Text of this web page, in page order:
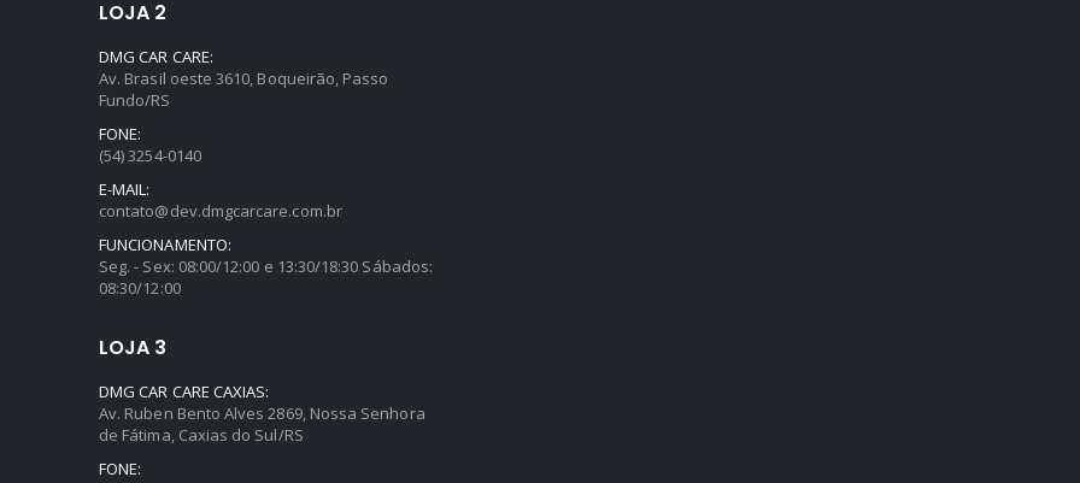
LOJA 2
DMG CAR CARE:
Av. Brasil oeste 3610, Boqueirão, Passo
Fundo/RS
FONE:
(54) 3254-0140
E-MAIL:
contato@dev.dmgcarcare.com.br
FUNCIONAMENTO:
Seg. - Sex: 08:00/12:00 e 13:30/18:30 Sábados:
08:30/12:00
LOJA 3
DMG CAR CARE CAXIAS:
Av. Ruben Bento Alves 2869, Nossa Senhora
de Fátima, Caxias do Sul/RS
FONE: